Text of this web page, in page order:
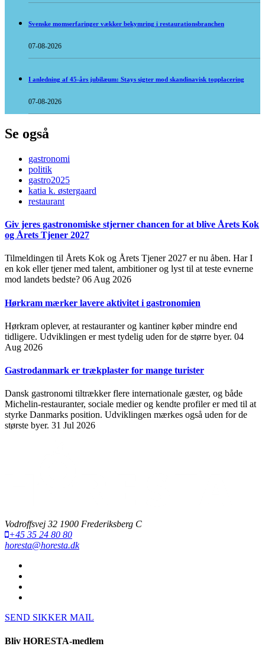
Svenske momserfaringer vækker bekymring i restaurationsbranchen
07-08-2026
I anledning af 45-års jubilæum: Stays sigter mod skandinavisk topplacering
07-08-2026
Se også
gastronomi
politik
gastro2025
katia k. østergaard
restaurant
Giv jeres gastronomiske stjerner chancen for at blive Årets Kok
og Årets Tjener 2027
Tilmeldingen til Årets Kok og Årets Tjener 2027 er nu åben. Har I
en kok eller tjener med talent, ambitioner og lyst til at teste evnerne
mod landets bedste? 06 Aug 2026
Hørkram mærker lavere aktivitet i gastronomien
Hørkram oplever, at restauranter og kantiner køber mindre end
tidligere. Udviklingen er mest tydelig uden for de større byer. 04
Aug 2026
Gastrodanmark er trækplaster for mange turister
Dansk gastronomi tiltrækker flere internationale gæster, og både
Michelin-restauranter, sociale medier og kendte profiler er med til at
styrke Danmarks position. Udviklingen mærkes også uden for de
største byer. 31 Jul 2026
Vodroffsvej 32 1900 Frederiksberg C
+45 35 24 80 80
horesta@horesta.dk
SEND SIKKER MAIL
Bliv HORESTA-medlem